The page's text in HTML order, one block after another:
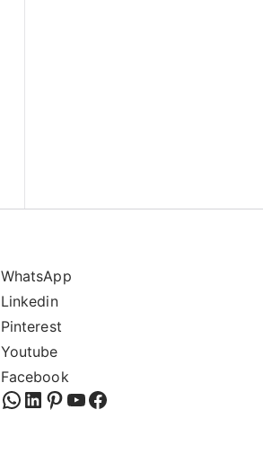
WhatsApp
Linkedin
Pinterest
Youtube
Facebook
WhatsApp
LinkedIn
Pinterest
YouTube
Facebook